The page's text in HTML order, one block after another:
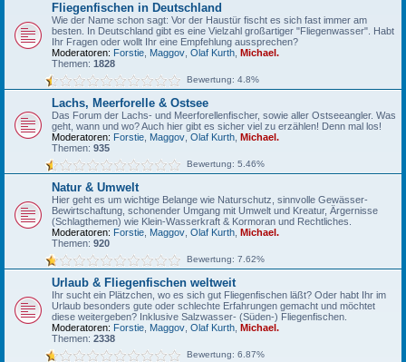
Fliegenfischen in Deutschland
Wie der Name schon sagt: Vor der Haustür fischt es sich fast immer am
besten. In Deutschland gibt es eine Vielzahl großartiger "Fliegenwasser". Habt
Ihr Fragen oder wollt Ihr eine Empfehlung aussprechen?
Moderatoren: Forstie Maggov Olaf Kurth
Michael.
Themen: 1828
Bewertung: 4.8%
Lachs, Meerforelle & Ostsee
Das Forum der Lachs- und Meerforellenfischer, sowie aller Ostseeangler. Was
geht, wann und wo? Auch hier gibt es sicher viel zu erzählen! Denn mal los!
Moderatoren: Forstie Maggov Olaf Kurth
Michael.
Themen: 935
Bewertung: 5.46%
Natur & Umwelt
Hier geht es um wichtige Belange wie Naturschutz, sinnvolle Gewässer-
Bewirtschaftung, schonender Umgang mit Umwelt und Kreatur, Ärgernisse
(Schlagthemen) wie Klein-Wasserkraft & Kormoran und Rechtliches.
Moderatoren: Forstie Maggov Olaf Kurth
Michael.
Themen: 920
Bewertung: 7.62%
Urlaub & Fliegenfischen weltweit
Ihr sucht ein Plätzchen, wo es sich gut Fliegenfischen läßt? Oder habt Ihr im
Urlaub besonders gute oder schlechte Erfahrungen gemacht und möchtet
diese weitergeben? Inklusive Salzwasser- (Süden-) Fliegenfischen.
Moderatoren: Forstie Maggov Olaf Kurth
Michael.
Themen: 2338
Bewertung: 6.87%